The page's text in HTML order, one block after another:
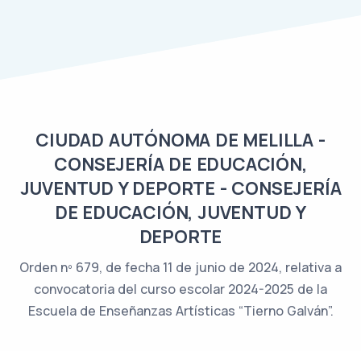
CIUDAD AUTÓNOMA DE MELILLA -
CONSEJERÍA DE EDUCACIÓN,
JUVENTUD Y DEPORTE - CONSEJERÍA
DE EDUCACIÓN, JUVENTUD Y
DEPORTE
Orden nº 679, de fecha 11 de junio de 2024, relativa a
convocatoria del curso escolar 2024-2025 de la
Escuela de Enseñanzas Artísticas “Tierno Galván”.